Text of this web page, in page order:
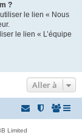
?
le lien « Nous
le lien « L’équipe
Aller à
Limited